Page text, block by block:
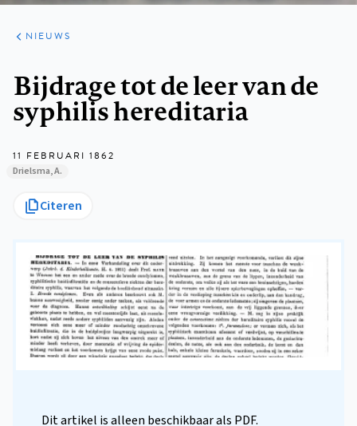
ARTIKELEN
HET
KORT
NIEUWS
Bijdrage tot de leer van de
syphilis hereditaria
11 FEBRUARI 1862
Drielsma, A.
Citeren
Dit artikel is alleen beschikbaar als PDF.